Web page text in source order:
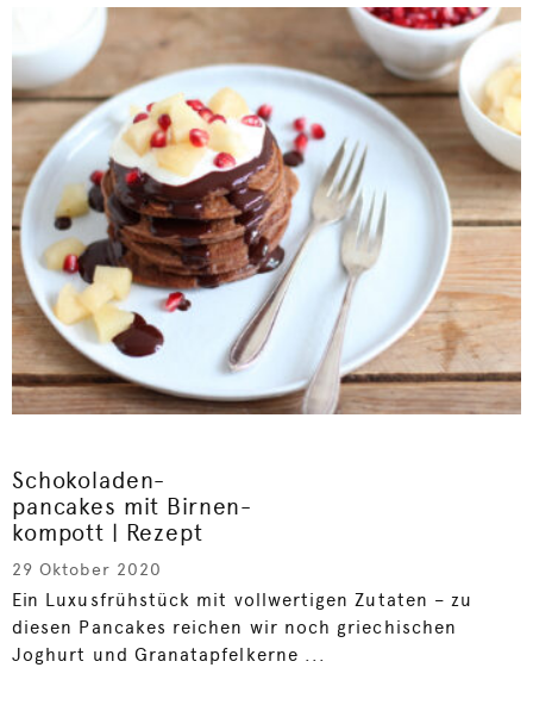
Schokoladen-
pancakes mit Birnen-
kompott | Rezept
29 Oktober 2020
Ein Luxusfrühstück mit vollwertigen Zutaten – zu
diesen Pancakes reichen wir noch griechischen
Joghurt und Granatapfelkerne ...